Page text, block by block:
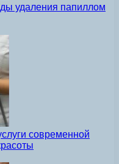
удаления папиллом
современной